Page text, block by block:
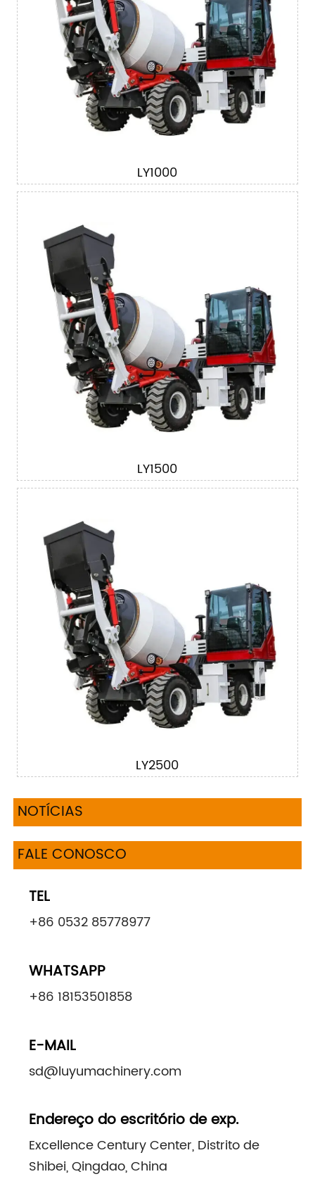
LY1000
LY1500
LY2500
NOTÍCIAS
FALE CONOSCO
TEL
+86 0532 85778977
WHATSAPP
+86 18153501858
E-MAIL
sd@luyumachinery.com
Endereço do escritório de exp.
Excellence Century Center, Distrito de
Shibei, Qingdao, China